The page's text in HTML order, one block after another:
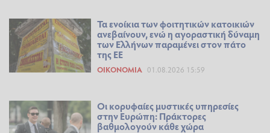
Τα ενοίκια των φοιτητικών κατοικιών
ανεβαίνουν, ενώ η αγοραστική δύναμη
των Ελλήνων παραμένει στον πάτο
της ΕΕ
ΟΙΚΟΝΟΜΊΑ 01.08.2026 15:59
Οι κορυφαίες μυστικές υπηρεσίες
στην Ευρώπη: Πράκτορες
βαθμολογούν κάθε χώρα